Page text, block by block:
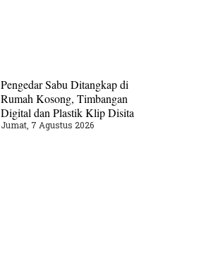
Pengedar Sabu Ditangkap di
Rumah Kosong, Timbangan
Digital dan Plastik Klip Disita
Jumat, 7 Agustus 2026